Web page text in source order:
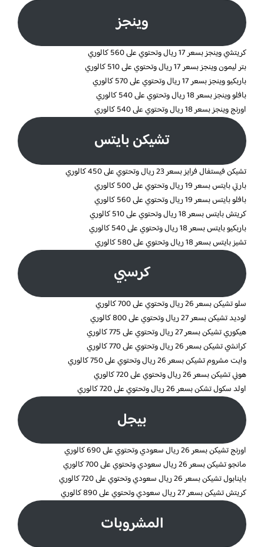
وينجز
كريتشي وينجز بسعر 17 ريال وتحتوي على 560 كالوري
بتر ليمون وينجز بسعر 17 ريال وتحتوي على 510 كالوري
باربكيو وينجز بسعر 17 ريال وتحتوي على 570 كالوري
بافلو وينجز بسعر 18 ريال وتحتوي على 540 كالوري
اورنج وينجز بسعر 18 ريال وتحتوي على 540 كالوري
تشيكن بايتس
تشيكن فيستفال فرايز بسعر 23 ريال وتحتوي على 450 كالوري
بارتي بايتس بسعر 19 ريال وتحتوي على 500 كالوري
بافلو بايتس بسعر 19 ريال وتحتوي على 560 كالوري
كريتش بايتس بسعر 18 ريال وتحتوي على 510 كالوري
باربكيو بايتس بسعر 18 ريال وتحتوي على 540 كالوري
تشيز بايتس بسعر 18 ريال وتحتوي على 580 كالوري
كرسبي
سلو تشيكن بسعر 26 ريال وتحتوي على 700 كالوري
لوديد تشيكن بسعر 27 ريال وتحتوي على 800 كالوري
هيكوري تشيكن بسعر 27 ريال وتحتوي على 775 كالوري
كرانشي تشيكن بسعر 26 ريال وتحتوي على 770 كالوري
وايت مشروم تشيكن بسعر 26 ريال وتحتوي على 750 كالوري
هوني تشيكن بسعر 26 ريال وتحتوي على 720 كالوري
اولد سكول تشكن بسعر 26 ريال وتحتوي على 720 كالوري
بيجل
اورنج تشيكن بسعر 26 ريال سعودي وتحتوي على 690 كالوري
مانجو تشيكن بسعر 26 ريال سعودي وتحتوي على 700 كالوري
باينابول تشيكن بسعر 26 ريال سعودي وتحتوي على 720 كالوري
كريتش تشيكن بسعر 27 ريال سعودي وتحتوي على 890 كالوري
المشروبات